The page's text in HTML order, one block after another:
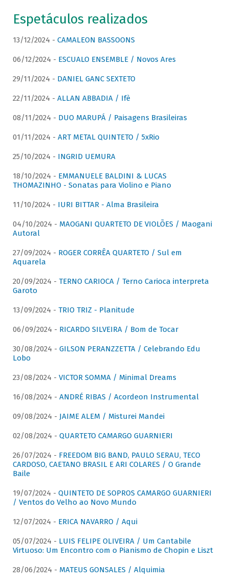
Espetáculos realizados
13/12/2024 - CAMALEON BASSOONS
06/12/2024 - ESCUALO ENSEMBLE / Novos Ares
29/11/2024 - DANIEL GANC SEXTETO
22/11/2024 - ALLAN ABBADIA / Ifè
08/11/2024 - DUO MARUPÁ / Paisagens Brasileiras
01/11/2024 - ART METAL QUINTETO / 5xRio
25/10/2024 - INGRID UEMURA
18/10/2024 - EMMANUELE BALDINI & LUCAS
THOMAZINHO - Sonatas para Violino e Piano
11/10/2024 - IURI BITTAR - Alma Brasileira
04/10/2024 - MAOGANI QUARTETO DE VIOLÕES / Maogani
Autoral
27/09/2024 - ROGER CORRÊA QUARTETO / Sul em
Aquarela
20/09/2024 - TERNO CARIOCA / Terno Carioca interpreta
Garoto
13/09/2024 - TRIO TRIZ - Planitude
06/09/2024 - RICARDO SILVEIRA / Bom de Tocar
30/08/2024 - GILSON PERANZZETTA / Celebrando Edu
Lobo
23/08/2024 - VICTOR SOMMA / Minimal Dreams
16/08/2024 - ANDRÉ RIBAS / Acordeon Instrumental
09/08/2024 - JAIME ALEM / Misturei Mandei
02/08/2024 - QUARTETO CAMARGO GUARNIERI
26/07/2024 - FREEDOM BIG BAND, PAULO SERAU, TECO
CARDOSO, CAETANO BRASIL E ARI COLARES / O Grande
Baile
19/07/2024 - QUINTETO DE SOPROS CAMARGO GUARNIERI
/ Ventos do Velho ao Novo Mundo
12/07/2024 - ERICA NAVARRO / Aqui
05/07/2024 - LUIS FELIPE OLIVEIRA / Um Cantabile
Virtuoso: Um Encontro com o Pianismo de Chopin e Liszt
28/06/2024 - MATEUS GONSALES / Alquimia